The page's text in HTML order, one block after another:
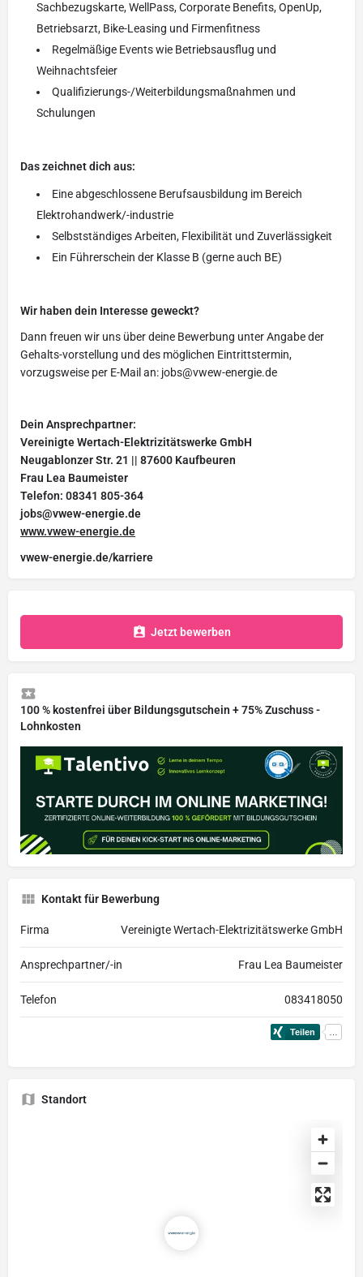
Sachbezugskarte, WellPass, Corporate Benefits, OpenUp,
Betriebsarzt, Bike-Leasing und Firmenfitness
Regelmäßige Events wie Betriebsausflug und
Weihnachtsfeier
Qualifizierungs-/Weiterbildungsmaßnahmen und
Schulungen
Das zeichnet dich aus:
Eine abgeschlossene Berufsausbildung im Bereich
Elektrohandwerk/-industrie
Selbstständiges Arbeiten, Flexibilität und Zuverlässigkeit
Ein Führerschein der Klasse B (gerne auch BE)
Wir haben dein Interesse geweckt?
Dann freuen wir uns über deine Bewerbung unter Angabe der
Gehalts-vorstellung und des möglichen Eintrittstermin,
vorzugsweise per E-Mail an: jobs@vwew-energie.de
Dein Ansprechpartner:
Vereinigte Wertach-Elektrizitätswerke GmbH
Neugablonzer Str. 21 || 87600 Kaufbeuren
Frau Lea Baumeister
Telefon: 08341 805-364
jobs@vwew-energie.de
www.vwew-energie.de
vwew-energie.de/karriere
Jetzt bewerben
100 % kostenfrei über Bildungsgutschein + 75% Zuschuss -
Lohnkosten
Kontakt für Bewerbung
Firma Vereinigte Wertach-Elektrizitätswerke GmbH
Ansprechpartner/-in Frau Lea Baumeister
Telefon 083418050
Standort